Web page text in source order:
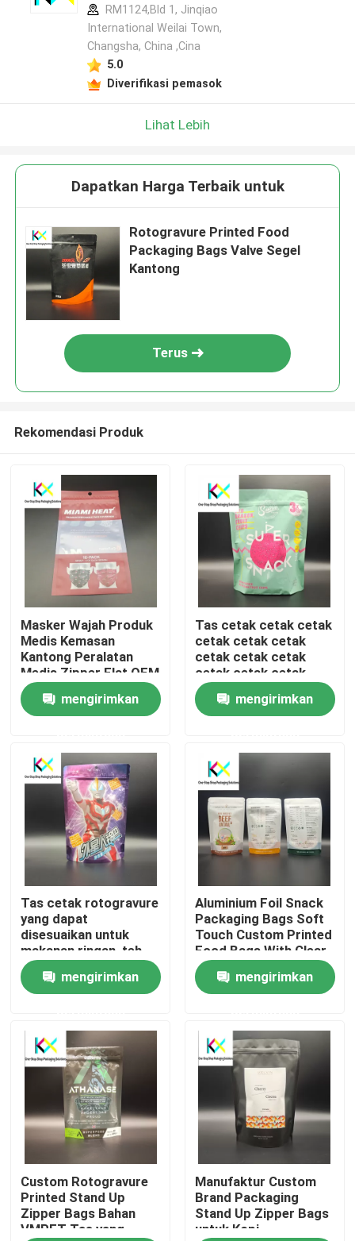
Rumah
Produk
Tentang kami
Tur Pabrik
Kontrol kualitas
Hubungi Kami
Permintaan Penawaran
Kantong Plastik
Kantong kemasan yang dapat dikompos
RM1124,Bld 1, Jinqiao
International Weilai Town,
Changsha, China ,Cina
5.0
Diverifikasi pemasok
Lihat Lebih
Dapatkan Harga Terbaik untuk
Rotogravure Printed Food
Packaging Bags Valve Segel
Kantong
Terus
Rekomendasi Produk
Masker Wajah Produk
Medis Kemasan
Kantong Peralatan
Medis Zipper Flat OEM
mengirimkan
Tas cetak cetak cetak
cetak cetak cetak
cetak cetak cetak
cetak cetak cetak
cetak cetak cetak
cetak cetak cetak
cetak cetak cetak
cetak cetak cetak
cetak cetak cetak
cetak cetak cetak
cetak cetak cetak
cetak cetak cetak
cetak cetak cetak
cetak cetak cetak
cetak cetak cetak
cetak cetak cetak
cetak cetak cetak
cetak cetak cetak
cetak cetak cetak
cetak cetak cetak
cetak cetak cetak
cetak cetak cetak
cetak cetak cetak
cetak ceta
mengirimkan
Tas cetak rotogravure
yang dapat
disesuaikan untuk
makanan ringan, teh
dan kopi
mengirimkan
Aluminium Foil Snack
Packaging Bags Soft
Touch Custom Printed
Food Bags With Clear
Window
mengirimkan
Custom Rotogravure
Printed Stand Up
Zipper Bags Bahan
VMPET Tas yang
Manufaktur Custom
Brand Packaging
Stand Up Zipper Bags
untuk Kopi